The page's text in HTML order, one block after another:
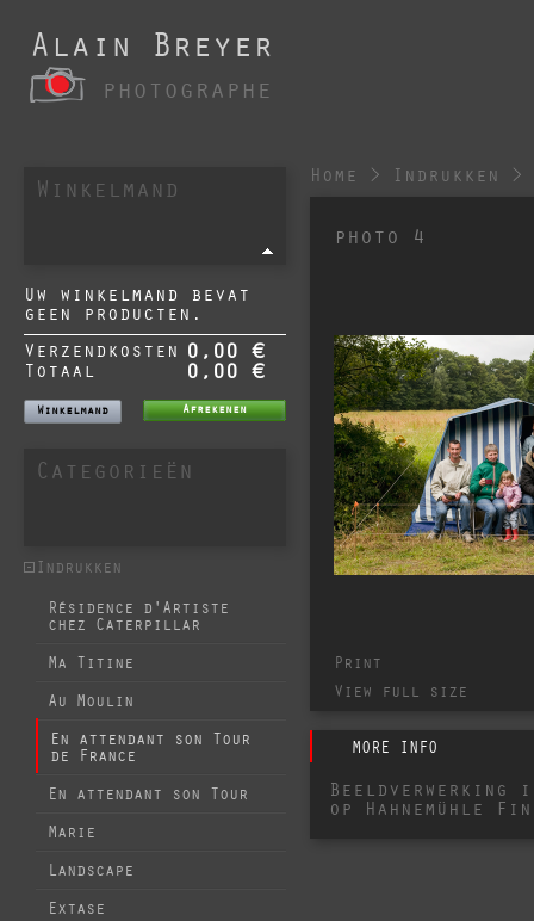
Alain Breyer
photographe
Winkelmand
Uw winkelmand bevat
geen producten.
Verzendkosten 0,00 €
Totaal 0,00 €
Winkelmand Afrekenen
Categorieën
Indrukken
Résidence d'Artiste
chez Caterpillar
Ma Titine
Au Moulin
En attendant son Tour
de France
En attendant son Tour
Marie
Landscape
Extase
Home > Indrukken >
photo 4
Print
View full size
MORE INFO
Beeldverwerking
op Hahnemühle